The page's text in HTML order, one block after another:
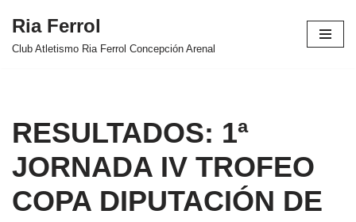
Saltar
Ria Ferrol
Club Atletismo Ria Ferrol Concepción Arenal
RESULTADOS: 1ª
JORNADA IV TROFEO
COPA DIPUTACIÓN DE